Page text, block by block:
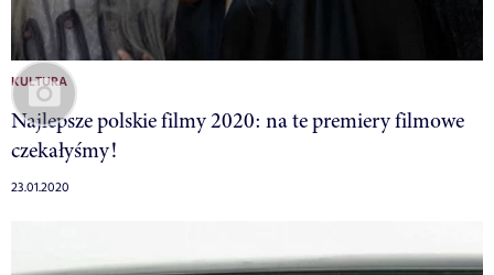
KULTURA
Najlepsze polskie filmy 2020: na te premiery filmowe
czekałyśmy!
23.01.2020